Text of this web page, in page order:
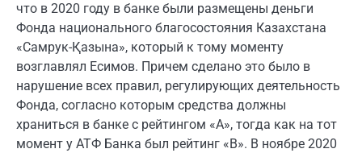
что в 2020 году в банке были размещены деньги
Фонда национального благосостояния Казахстана
«Самрук-Қазына», который к тому моменту
возглавлял Есимов. Причем сделано это было в
нарушение всех правил, регулирующих деятельность
Фонда, согласно которым средства должны
храниться в банке с рейтингом «А», тогда как на тот
момент у АТФ Банка был рейтинг «В». В ноябре 2020